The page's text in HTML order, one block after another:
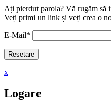
Ați pierdut parola? Vă rugăm să
Veți primi un link și veți crea o
E-Mail*
x
Logare